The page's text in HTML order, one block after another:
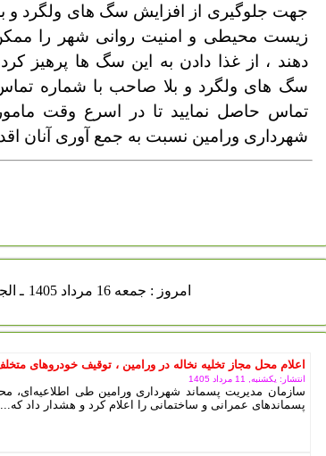
جهت جلوگیری از افزایش سگ های ولگرد و
زیست محیطی و امنیت روانی شهر را
دهند ، از غذا دادن به این سگ ها پرهیز
تماس حاصل نمایید تا در اسرع وقت
شهرداری ورامین نسبت به جمع آوری آنان
امروز : جمعه 16 مرداد 1405 ـ
اعلام محل مجاز تخلیه نخاله در ورامین ، توقیف خودروهای
انتشار: یکشنبه, 11 مرداد 1405
سازمان مدیریت پسماند شهرداری ورامین طی اطلاعیه‌ای،
پسماندهای عمرانی و ساختمانی را اعلام کرد و هشدار داد که...